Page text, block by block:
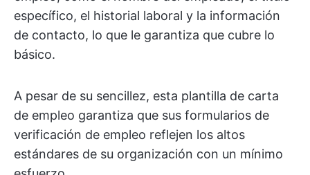
específico, el historial laboral y la información
de contacto, lo que le garantiza que cubre lo
básico.
A pesar de su sencillez, esta plantilla de carta
de empleo garantiza que sus formularios de
verificación de empleo reflejen los altos
estándares de su organización con un mínimo